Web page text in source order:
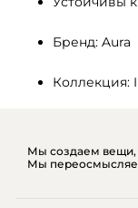
Бренд: Aura
Коллекция:
Мы создаем вещи,
Мы